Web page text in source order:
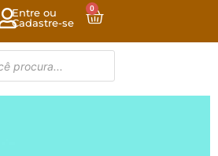
Entre ou
Cadastre-se
0